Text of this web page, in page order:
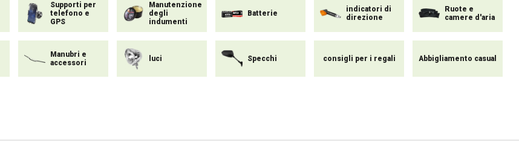
Supporti per
telefono e
GPS
Manutenzione
degli
indumenti
Batterie
indicatori di
direzione
Ruote e
camere d'aria
Manubri e
accessori
luci Specchi consigli per i regali Abbigliamento casual